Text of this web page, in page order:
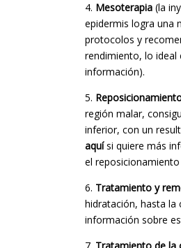
4. Mesoterapia (la
epidermis logra una
protocolos y
rendimiento, lo ideal
información).
5.
región malar,
inferior, con un
aquísi quiere más
el
6. Tratamiento y
hidratación, hasta la
información sobre